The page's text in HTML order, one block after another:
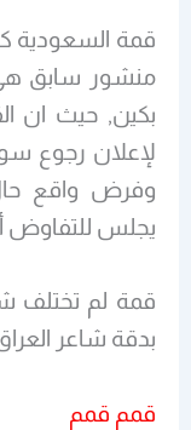
قمة السعودية
منشور سابق هي
بكين, حيث ان
لإعلان رجوع
وفرض واقع
يجلس للتفاوض
قمة لم تختلف
بدقة شاعر
قمم قمم